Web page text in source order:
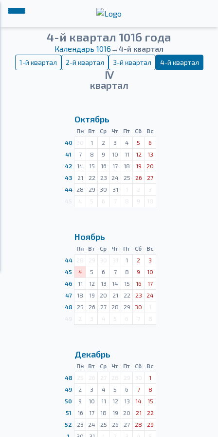
4-й квартал 1016 года
Календарь 1016 →4-й квартал
1-й квартал 2-й квартал 3-й квартал 4-й квартал
Ⅳ
квартал
Октябрь
Пн Вт Ср Чт Пт Сб
Вс
40
30 1 2 3 4 5
6
41
7 8 9 10 11 12
13
42
14 15 16 17 18 19
20
43
21 22 23 24 25 26
27
44
28 29 30 31 1 2
3
4 5 6 7 8 9 10
Ноябрь
Пн Вт Ср Чт Пт Сб
Вс
44
28 29 30 31 1 2
3
45
4 5 6 7 8 9
10
46
11 12 13 14 15 16
17
47
18 19 20 21 22 23
24
48
25 26 27 28 29 30
1
2 3 4 5 6 7 8
Декабрь
Пн Вт Ср Чт Пт Сб
Вс
48
25 26 27 28 29 30
1
49
2 3 4 5 6 7
8
50
9 10 11 12 13 14
15
51
16 17 18 19 20 21
22
52
23 24 25 26 27 28
29